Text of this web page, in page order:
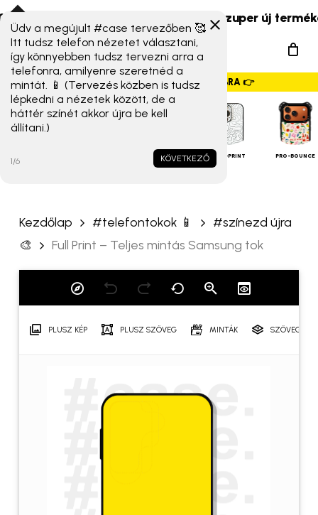
Skip
to
main
content
17T széria) érkeztek! ☀️ Szuper új termékek
search
Menu
GYORSMENÜ SZALAG – HÚZZ JOBBRA 👉
iPHONE
MAGSAFE FULL-PRINT PRO-BOUNCE
Kezdőlap #telefontokok 📱
#színezd újra
🎨
Full Print – Teljes mintás Samsung tok
PLUSZ KÉP PLUSZ SZÖVEG MINTÁK
„Full Print – Teljes mintás
Samsung tok” értékelése
elsőként
Az e-mail címet nem tesszük
A kötelező mezőket
karakterrel jelöltük
Értékelésed*
Név
Üdv a megújult #case tervezőben 🥰
Itt tudsz telefon nézetet választani,
így könnyebben tudsz tervezni arra a
telefonra, amilyenre szeretnéd a
mintát. 📱 (Tervezés közben is tudsz
lépkedni a nézetek között, de a
háttér színét akkor újra be kell
állítani.)
KÖVETKEZŐ
1/6